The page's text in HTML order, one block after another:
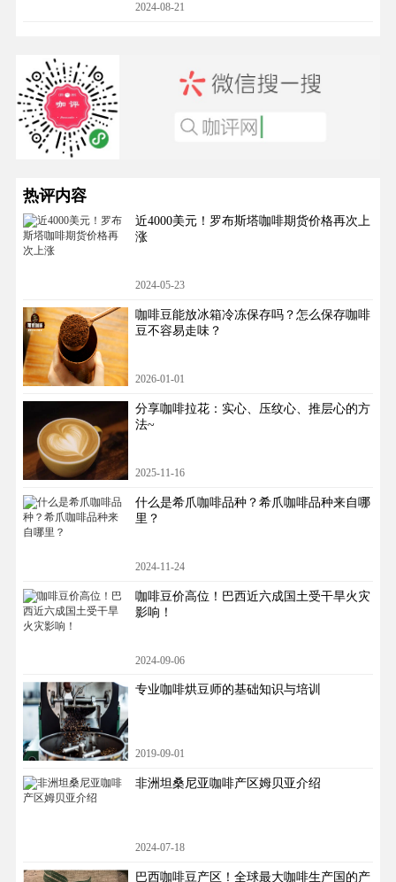
2024-08-21
热评内容
近4000美元！罗布斯塔咖啡期货价格再次上
涨
2024-05-23
咖啡豆能放冰箱冷冻保存吗？怎么保存咖啡
豆不容易走味？
2026-01-01
分享咖啡拉花：实心、压纹心、推层心的方
法~
2025-11-16
什么是希爪咖啡品种？希爪咖啡品种来自哪
里？
2024-11-24
咖啡豆价高位！巴西近六成国土受干旱火灾
影响！
2024-09-06
专业咖啡烘豆师的基础知识与培训
2019-09-01
非洲坦桑尼亚咖啡产区姆贝亚介绍
2024-07-18
巴西咖啡豆产区！全球最大咖啡生产国的产